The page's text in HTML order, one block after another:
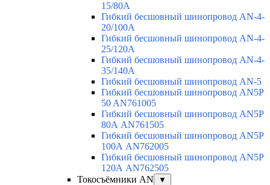
15/80A
Гибкий бесшовный шинопровод AN-4-
20/100A
Гибкий бесшовный шинопровод AN-4-
25/120A
Гибкий бесшовный шинопровод AN-4-
35/140A
Гибкий бесшовный шинопровод AN-5
Гибкий бесшовный шинопровод AN5P
50 AN761005
Гибкий бесшовный шинопровод AN5P
80А AN761505
Гибкий бесшовный шинопровод AN5P
100А AN762005
Гибкий бесшовный шинопровод AN5P
120А AN762505
Токосъёмники AN
▼